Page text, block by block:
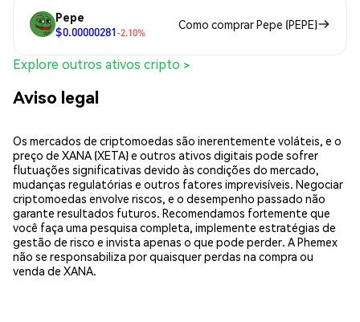
Pepe
$0.00000281-2.10%
Como comprar Pepe (PEPE)
Explore outros ativos cripto >
Aviso legal
Os mercados de criptomoedas são inerentemente voláteis, e o
preço de XANA (XETA) e outros ativos digitais pode sofrer
flutuações significativas devido às condições do mercado,
mudanças regulatórias e outros fatores imprevisíveis. Negociar
criptomoedas envolve riscos, e o desempenho passado não
garante resultados futuros. Recomendamos fortemente que
você faça uma pesquisa completa, implemente estratégias de
gestão de risco e invista apenas o que pode perder. A Phemex
não se responsabiliza por quaisquer perdas na compra ou
venda de XANA.